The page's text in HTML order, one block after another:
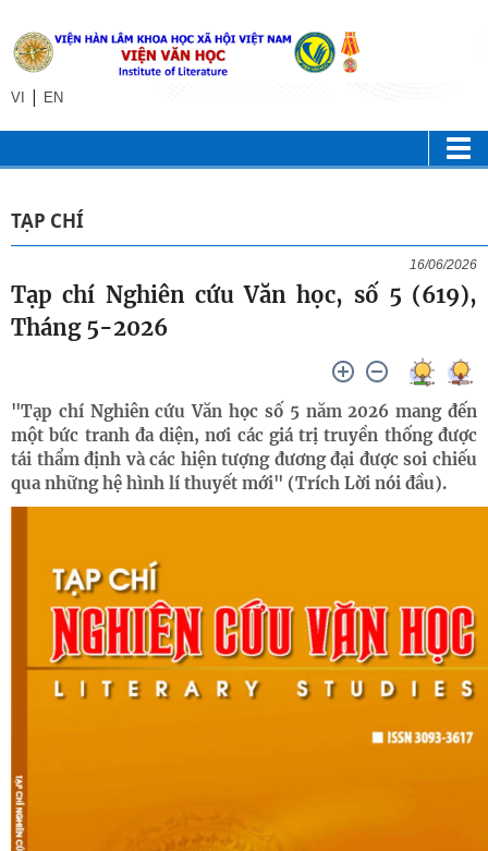
VI | EN
TẠP CHÍ
16/06/2026
Tạp chí Nghiên cứu Văn học, số 5 (619),
Tháng 5-2026
"Tạp chí Nghiên cứu Văn học số 5 năm 2026 mang đến
một bức tranh đa diện, nơi các giá trị truyền thống được
tái thẩm định và các hiện tượng đương đại được soi chiếu
qua những hệ hình lí thuyết mới" (Trích Lời nói đầu).